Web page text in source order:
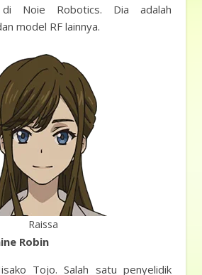
di Noie Robotics. Dia adalah
model RF lainnya.
Raissa
Robin
Tojo. Salah satu penyelidik